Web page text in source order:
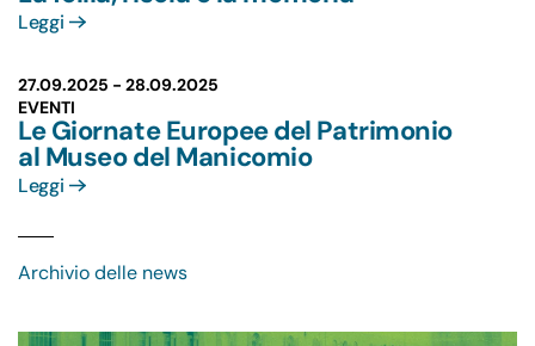
Leggi
27.09.2025 - 28.09.2025
EVENTI
Le Giornate Europee del Patrimonio
al Museo del Manicomio
Leggi
Archivio delle news